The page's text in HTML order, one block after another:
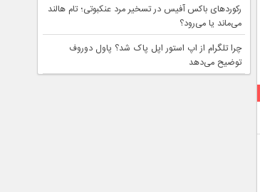
رکوردهای باکس آفیس در تسخیر مرد عنکبوتی؛ تام هالند
می‌ماند یا می‌رود؟
چرا تلگرام از اپ استور اپل پاک شد؟ پاول دوروف
توضیح می‌دهد